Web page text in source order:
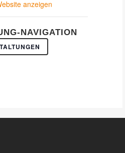
anzeigen
NAVIGATION